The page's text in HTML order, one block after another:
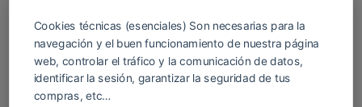
Cookies técnicas (esenciales) Son necesarias para la
navegación y el buen funcionamiento de nuestra página
web, controlar el tráfico y la comunicación de datos,
identificar la sesión, garantizar la seguridad de tus
compras, etc…